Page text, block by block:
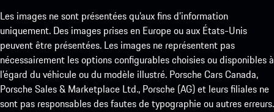
Les images ne sont présentées qu’aux fins d’information
uniquement. Des images prises en Europe ou aux États-Unis
peuvent être présentées. Les images ne représentent pas
nécessairement les options configurables choisies ou disponibles à
l’égard du véhicule ou du modèle illustré. Porsche Cars Canada,
Porsche Sales & Marketplace Ltd., Porsche (AG) et leurs filiales ne
sont pas responsables des fautes de typographie ou autres erreurs.